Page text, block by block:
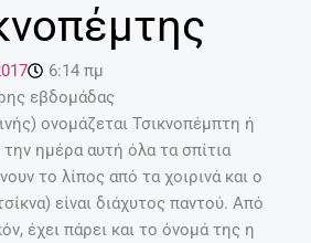
6:14 πμ
εβδομάδας
ονομάζεται Τσικνοπέμπτη ή
ημέρα αυτή όλα τα σπίτια
το λίπος από τα χοιρινά και ο
είναι διάχυτος παντού. Από
έχει πάρει και το όνομά της η